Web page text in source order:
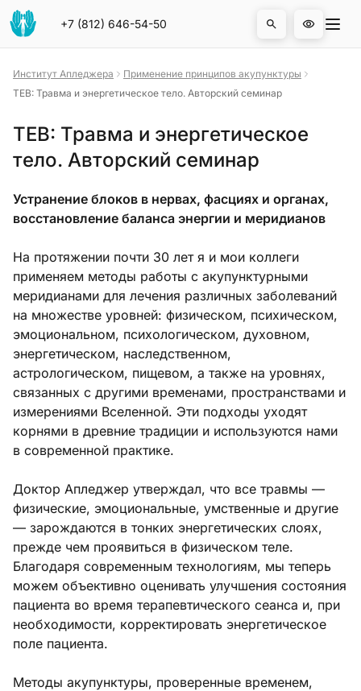
На главную страницу
+7 (812) 646-54-50
Открыть
Институт Апледжера
Применение принципов акупунктуры
TEB: Травма и энергетическое тело. Авторский семинар
TEB: Травма и энергетическое
тело. Авторский семинар
Устранение блоков в нервах, фасциях и органах,
восстановление баланса энергии и меридианов
На протяжении почти 30 лет я и мои коллеги
применяем методы работы с акупунктурными
меридианами для лечения различных заболеваний
на множестве уровней: физическом, психическом,
эмоциональном, психологическом, духовном,
энергетическом, наследственном,
астрологическом, пищевом, а также на уровнях,
связанных с другими временами, пространствами и
измерениями Вселенной. Эти подходы уходят
корнями в древние традиции и используются нами
в современной практике.
Доктор Апледжер утверждал, что все травмы —
физические, эмоциональные, умственные и другие
— зарождаются в тонких энергетических слоях,
прежде чем проявиться в физическом теле.
Благодаря современным технологиям, мы теперь
можем объективно оценивать улучшения состояния
пациента во время терапевтического сеанса и, при
необходимости, корректировать энергетическое
поле пациента.
Методы акупунктуры, проверенные временем,